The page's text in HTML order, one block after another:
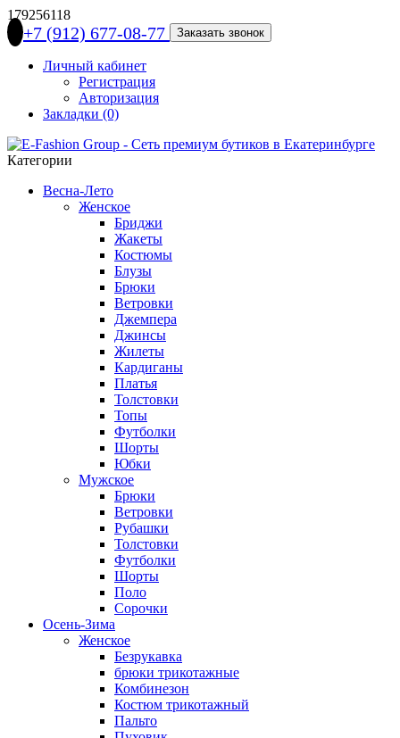
179256118
+7 (912) 677-08-77 Заказать звонок
Личный кабинет
Регистрация
Авторизация
Закладки (0)
Категории
Весна-Лето
Женское
Бриджи
Жакеты
Костюмы
Блузы
Брюки
Ветровки
Джемпера
Джинсы
Жилеты
Кардиганы
Платья
Толстовки
Топы
Футболки
Шорты
Юбки
Мужское
Брюки
Ветровки
Рубашки
Толстовки
Футболки
Шорты
Поло
Сорочки
Осень-Зима
Женское
Безрукавка
брюки трикотажные
Комбинезон
Костюм трикотажный
Пальто